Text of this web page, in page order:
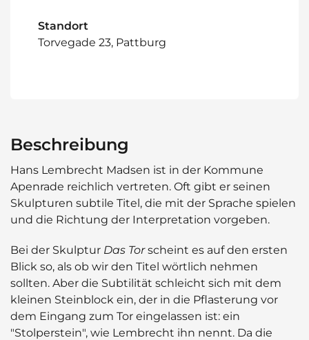
Standort
Torvegade 23, Pattburg
Beschreibung
Hans Lembrecht Madsen ist in der Kommune
Apenrade reichlich vertreten. Oft gibt er seinen
Skulpturen subtile Titel, die mit der Sprache spielen
und die Richtung der Interpretation vorgeben.
Bei der Skulptur Das Torscheint es auf den ersten
Blick so, als ob wir den Titel wörtlich nehmen
sollten. Aber die Subtilität schleicht sich mit dem
kleinen Steinblock ein, der in die Pflasterung vor
dem Eingang zum Tor eingelassen ist: ein
"Stolperstein", wie Lembrecht ihn nennt. Da die